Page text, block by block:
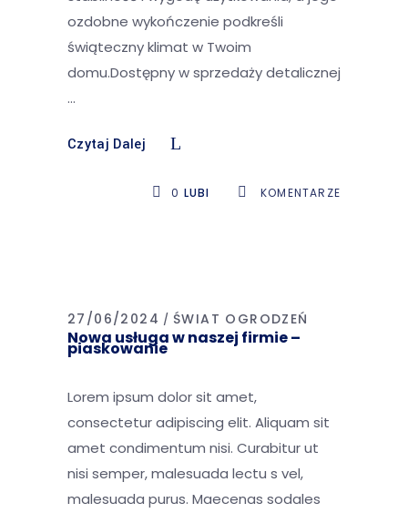
ozdobne wykończenie podkreśli
świąteczny klimat w Twoim
domu.Dostępny w sprzedaży detalicznej
Czytaj Dalej
KOMENTARZE
0 LUBI
27/06/2024 ŚWIAT OGRODZEŃ
Nowa usługa w naszej firmie –
piaskowanie
Lorem ipsum dolor sit amet,
consectetur adipiscing elit. Aliquam sit
amet condimentum nisi. Curabitur ut
nisi semper, malesuada lectu s vel,
malesuada purus. Maecenas sodales